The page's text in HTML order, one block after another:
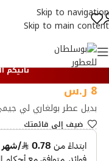
Skip to navigation
Skip to main content
تأتيكم
بديل عطر بولغاري لي
8 ر.س
ضيف إلي قائمتك